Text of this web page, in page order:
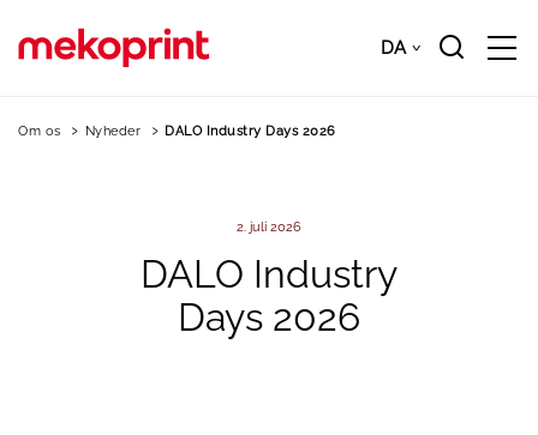
hovedindhold
Downloads DA
DA
Om os Nyheder DALO Industry Days 2026
2. juli 2026
DALO Industry
Days 2026